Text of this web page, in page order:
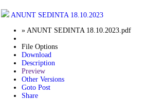
ANUNT SEDINTA 18.10.2023
» ANUNT SEDINTA 18.10.2023.pdf
File Options
Download
Description
Preview
Other Versions
Goto Post
Share